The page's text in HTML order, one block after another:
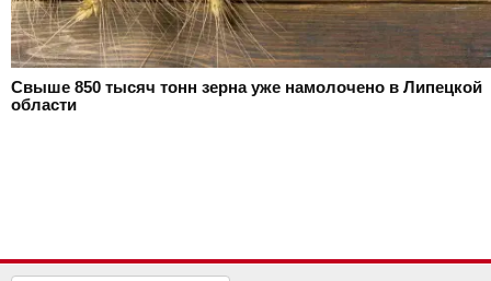
Свыше 850 тысяч тонн зерна уже намолочено в Липецкой
области